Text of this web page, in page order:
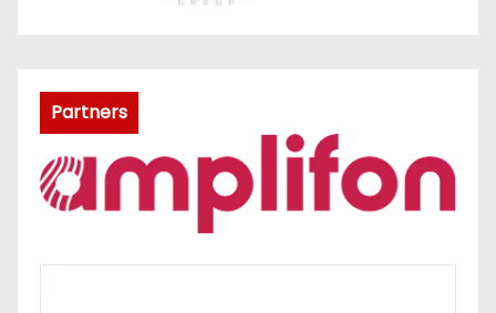
Partners